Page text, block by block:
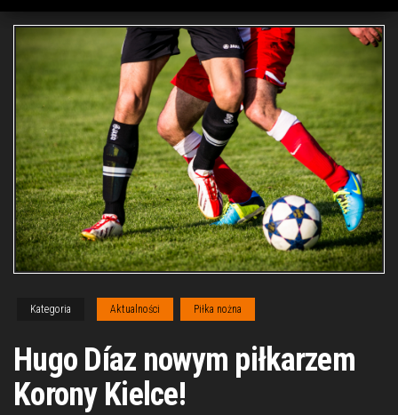
Kategoria Aktualności Piłka nożna
Hugo Díaz nowym piłkarzem
Korony Kielce!